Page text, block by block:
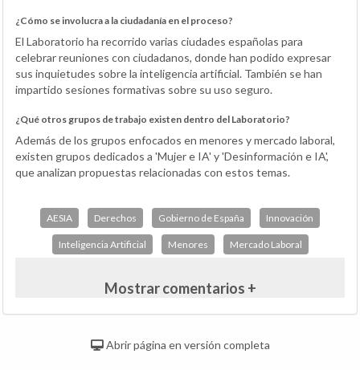
¿Cómo se involucra a la ciudadanía en el proceso?
El Laboratorio ha recorrido varias ciudades españolas para
celebrar reuniones con ciudadanos, donde han podido expresar
sus inquietudes sobre la inteligencia artificial. También se han
impartido sesiones formativas sobre su uso seguro.
¿Qué otros grupos de trabajo existen dentro del Laboratorio?
Además de los grupos enfocados en menores y mercado laboral,
existen grupos dedicados a 'Mujer e IA' y 'Desinformación e IA',
que analizan propuestas relacionadas con estos temas.
AESIA Derechos Gobierno de España Innovación
Inteligencia Artificial Menores Mercado Laboral
Mostrar comentarios +
Abrir página en versión completa